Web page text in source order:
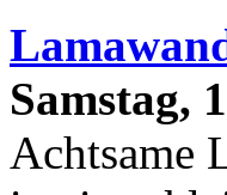
Samstag,
Achtsame